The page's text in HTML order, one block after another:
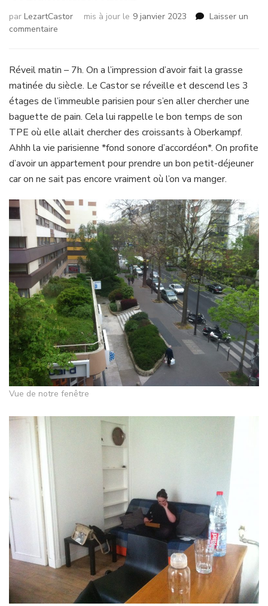
par LezartCastor mis à jour le 9 janvier 2023
Laisser un
commentaire
Réveil matin – 7h. On a l’impression d’avoir fait la grasse
matinée du siècle. Le Castor se réveille et descend les 3
étages de l’immeuble parisien pour s’en aller chercher une
baguette de pain. Cela lui rappelle le bon temps de son
TPE où elle allait chercher des croissants à Oberkampf.
Ahhh la vie parisienne *fond sonore d’accordéon*. On profite
d’avoir un appartement pour prendre un bon petit-déjeuner
car on ne sait pas encore vraiment où l’on va manger.
Vue de notre fenêtre